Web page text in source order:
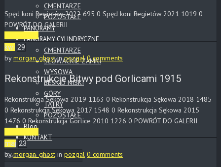
CMENTARZE
POZOSTAŁE
PANORAMY
PANORAMY CYLINDRYCZNE
CMENTARZE
SŁOWACKIE ZAMKI
WYSOWA
BESKID NISKI
GÓRY
TATRY
POZOSTAŁE
Blog
KONTAKT
Spęd koni Regietów 2022 695 0 Spęd koni Regietów 2021 1019 0
POWRÓT DO GALERII
kwi 29
bymorgan_ghost inpozgal 0 comments
Rekonstrukcje Bitwy pod Gorlicami 1915
Rekonstrukcja Sękowa 2019 1163 0 Rekonstrukcja Sękowa 2018 1485
0 Rekonstrukcja Sękowa 2017 1548 0 Rekonstrukcja Sękowa 2015
1476 0 Rekonstrukcja Gorlice 2010 1226 0 POWRÓT DO GALERII
maj 23
bymorgan_ghost in pozgal 0 comments